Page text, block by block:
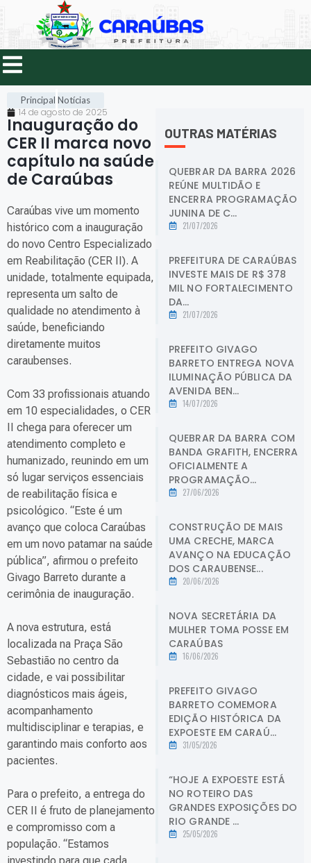
Principal Notícias
14 de agosto de 2025
Inauguração do
CER II marca novo
capítulo na saúde
de Caraúbas
Caraúbas vive um momento
histórico com a inauguração
do novo Centro Especializado
em Reabilitação (CER II). A
unidade, totalmente equipada,
representa um salto de
qualidade no atendimento à
saúde, beneficiando
diretamente muitos
caraubenses.
Com 33 profissionais atuando
em 10 especialidades, o CER
II chega para oferecer um
atendimento completo e
humanizado, reunindo em um
só lugar serviços essenciais
de reabilitação física e
psicológico. “Este é um
avanço que coloca Caraúbas
em um novo patamar na saúde
pública”, afirmou o prefeito
Givago Barreto durante a
cerimônia de inauguração.
A nova estrutura, está
localizada na Praça São
Sebastião no centro da
cidade, e vai possibilitar
diagnósticos mais ágeis,
acompanhamento
multidisciplinar e terapias, e
garantindo mais conforto aos
pacientes.
Para o prefeito, a entrega do
CER II é fruto de planejamento
e compromisso com a
população. “Estamos
OUTRAS MATÉRIAS
QUEBRAR DA BARRA 2026
REÚNE MULTIDÃO E
ENCERRA PROGRAMAÇÃO
JUNINA DE C...
21/07/2026
PREFEITURA DE CARAÚBAS
INVESTE MAIS DE R$ 378
MIL NO FORTALECIMENTO
DA...
21/07/2026
PREFEITO GIVAGO
BARRETO ENTREGA NOVA
ILUMINAÇÃO PÚBLICA DA
AVENIDA BEN...
14/07/2026
QUEBRAR DA BARRA COM
BANDA GRAFITH, ENCERRA
OFICIALMENTE A
PROGRAMAÇÃO...
27/06/2026
CONSTRUÇÃO DE MAIS
UMA CRECHE, MARCA
AVANÇO NA EDUCAÇÃO
DOS CARAUBENSE...
20/06/2026
NOVA SECRETÁRIA DA
MULHER TOMA POSSE EM
CARAÚBAS
16/06/2026
PREFEITO GIVAGO
BARRETO COMEMORA
EDIÇÃO HISTÓRICA DA
EXPOESTE EM CARAÚ...
31/05/2026
“HOJE A EXPOESTE ESTÁ
NO ROTEIRO DAS
GRANDES EXPOSIÇÕES DO
RIO GRANDE ...
25/05/2026